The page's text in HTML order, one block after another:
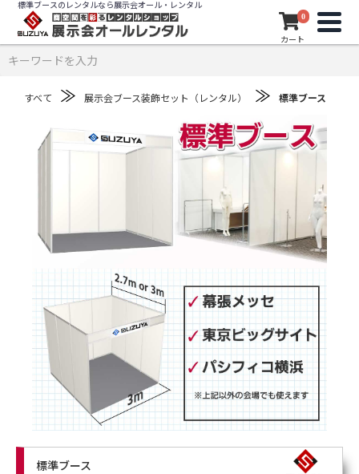
標準ブースのレンタルなら展示会オール・レンタル
0
カート
すべて ≫ 展示会ブース装飾セット（レンタル） ≫ 標準ブース
標準ブース